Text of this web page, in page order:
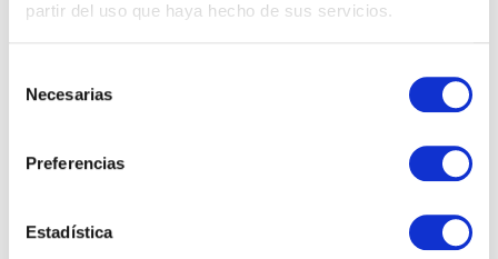
partir del uso que haya hecho de sus servicios.
Necesarias
Preferencias
Estadística
Vacantes por Departamentos
Administración y Finanzas
Calidad